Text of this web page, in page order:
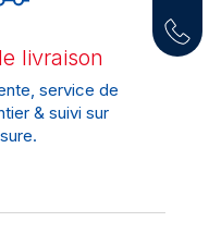
livraison
service de
& suivi sur